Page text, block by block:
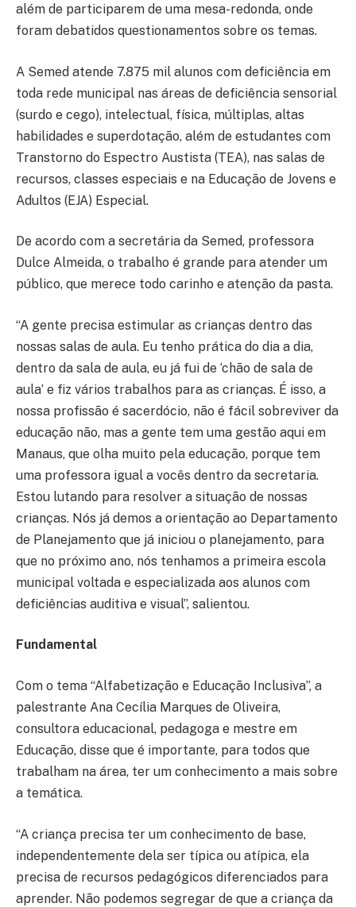
além de participarem de uma mesa-redonda, onde
foram debatidos questionamentos sobre os temas.
A Semed atende 7.875 mil alunos com deficiência em
toda rede municipal nas áreas de deficiência sensorial
(surdo e cego), intelectual, física, múltiplas, altas
habilidades e superdotação, além de estudantes com
Transtorno do Espectro Austista (TEA), nas salas de
recursos, classes especiais e na Educação de Jovens e
Adultos (EJA) Especial.
De acordo com a secretária da Semed, professora
Dulce Almeida, o trabalho é grande para atender um
público, que merece todo carinho e atenção da pasta.
“A gente precisa estimular as crianças dentro das
nossas salas de aula. Eu tenho prática do dia a dia,
dentro da sala de aula, eu já fui de ‘chão de sala de
aula’ e fiz vários trabalhos para as crianças. É isso, a
nossa profissão é sacerdócio, não é fácil sobreviver da
educação não, mas a gente tem uma gestão aqui em
Manaus, que olha muito pela educação, porque tem
uma professora igual a vocês dentro da secretaria.
Estou lutando para resolver a situação de nossas
crianças. Nós já demos a orientação ao Departamento
de Planejamento que já iniciou o planejamento, para
que no próximo ano, nós tenhamos a primeira escola
municipal voltada e especializada aos alunos com
deficiências auditiva e visual”, salientou.
Fundamental
Com o tema “Alfabetização e Educação Inclusiva”, a
palestrante Ana Cecília Marques de Oliveira,
consultora educacional, pedagoga e mestre em
Educação, disse que é importante, para todos que
trabalham na área, ter um conhecimento a mais sobre
a temática.
“A criança precisa ter um conhecimento de base,
independentemente dela ser típica ou atípica, ela
precisa de recursos pedagógicos diferenciados para
aprender. Não podemos segregar de que a criança da